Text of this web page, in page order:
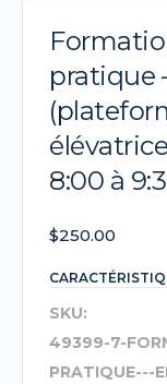
pratique
8:00 à
$250.00
SKU:
49399-7-
PRATIQUE---